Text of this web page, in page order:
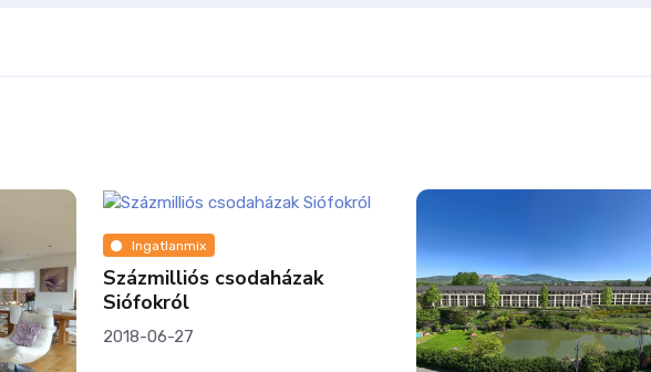
Ingatlanmix
Százmilliós csodaházak
Siófokról
2018-06-27